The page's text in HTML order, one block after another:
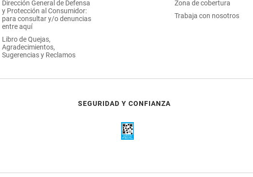
Dirección General de Defensa
y Protección al Consumidor:
para consultar y/o denuncias
entre aquí
Libro de Quejas,
Agradecimientos,
Sugerencias y Reclamos
Zona de cobertura
Trabaja con nosotros
SEGURIDAD Y CONFIANZA